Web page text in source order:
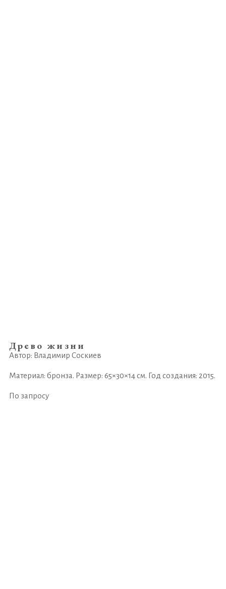
Древо жизни
Автор: Владимир Соскиев
Материал: бронза. Размер: 65×30×14 см. Год создания: 2015.
По запросу